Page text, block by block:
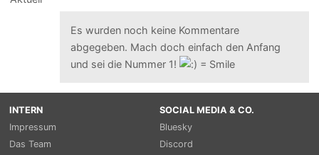
Es wurden noch keine Kommentare
abgegeben. Mach doch einfach den Anfang
und sei die Nummer 1!
INTERN
Impressum
Das Team
SOCIAL MEDIA & CO.
Bluesky
Discord